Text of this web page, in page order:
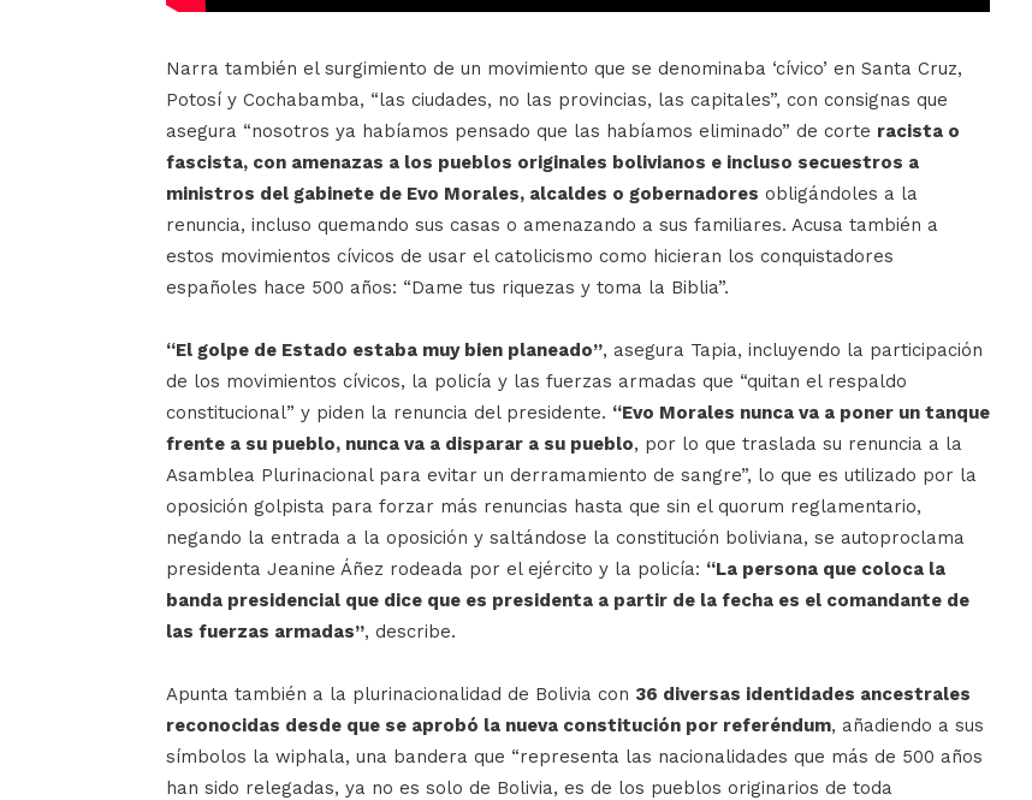
Narra también el surgimiento de un movimiento que se denominaba ‘cívico’ en Santa Cruz,
Potosí y Cochabamba, “las ciudades, no las provincias, las capitales”, con consignas que
asegura “nosotros ya habíamos pensado que las habíamos eliminado” de corte racista o
fascista, con amenazas a los pueblos originales bolivianos e incluso secuestros a
ministros del gabinete de Evo Morales, alcaldes o gobernadores obligándoles a la
renuncia, incluso quemando sus casas o amenazando a sus familiares. Acusa también a
estos movimientos cívicos de usar el catolicismo como hicieran los conquistadores
españoles hace 500 años: “Dame tus riquezas y toma la Biblia”.
“El golpe de Estado estaba muy bien planeado”, asegura Tapia, incluyendo la participación
de los movimientos cívicos, la policía y las fuerzas armadas que “quitan el respaldo
constitucional” y piden la renuncia del presidente. “Evo Morales nunca va a poner un tanque
frente a su pueblo, nunca va a disparar a su pueblo, por lo que traslada su renuncia a la
Asamblea Plurinacional para evitar un derramamiento de sangre”, lo que es utilizado por la
oposición golpista para forzar más renuncias hasta que sin el quorum reglamentario,
negando la entrada a la oposición y saltándose la constitución boliviana, se autoproclama
presidenta Jeanine Áñez rodeada por el ejército y la policía: “La persona que coloca la
banda presidencial que dice que es presidenta a partir de la fecha es el comandante de
las fuerzas armadas”, describe.
Apunta también a la plurinacionalidad de Bolivia con 36 diversas identidades ancestrales
reconocidas desde que se aprobó la nueva constitución por referéndum, añadiendo a sus
símbolos la wiphala, una bandera que “representa las nacionalidades que más de 500 años
han sido relegadas, ya no es solo de Bolivia, es de los pueblos originarios de toda